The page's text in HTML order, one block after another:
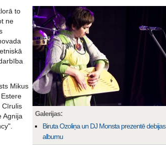
Galerijas:
Biruta Ozoliņa un DJ Monsta prezentē debijas
albumu
to
ne
Mikus
Cīrulis
Agnija